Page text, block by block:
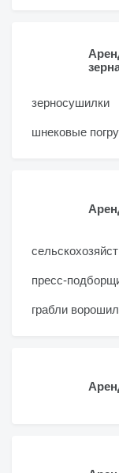
зерносушилки
шнековые
пресс-
грабли